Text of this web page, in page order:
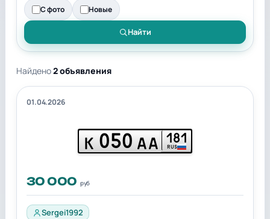
С фото Новые
Найти
Найдено2 объявления
01.04.2026
К 050 АА 181
RUS
30 000 руб
Sergei1992